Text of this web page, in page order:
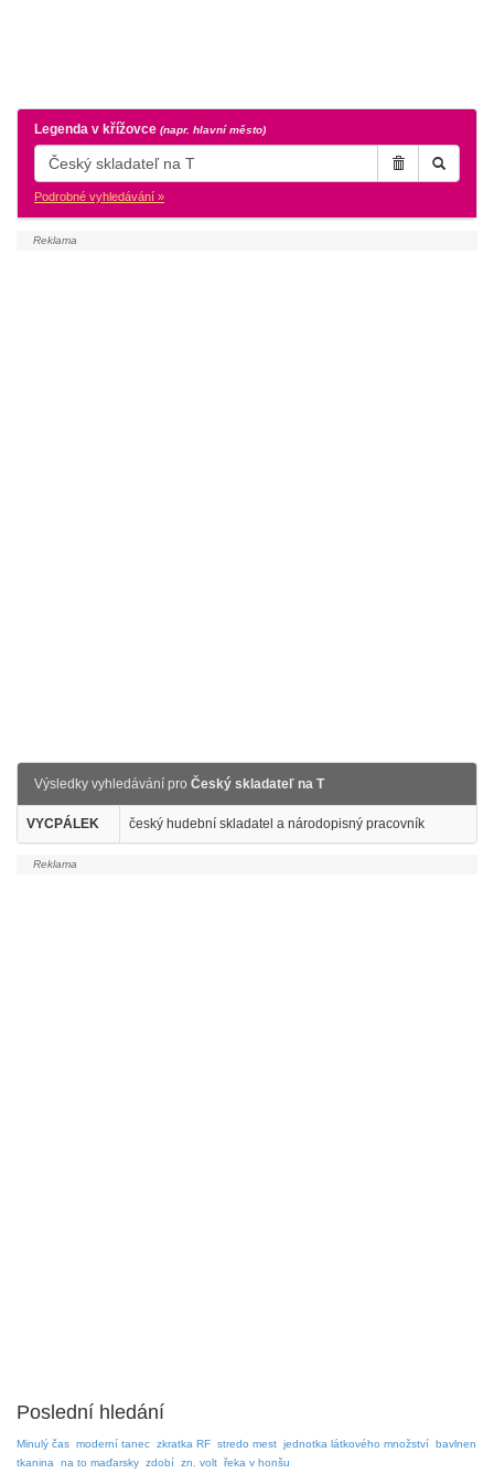
Legenda v křížovce (napr. hlavní město)
Podrobné vyhledávání »
Výsledky vyhledávání pro Český skladateľ na T
VYCPÁLEK český hudební skladatel a národopisný pracovník
Poslední hledání
Minulý čas moderní tanec zkratka RF stredo mest jednotka látkového množství bavlnen
tkanina
na to maďarsky zdobí zn. volt řeka v honšu